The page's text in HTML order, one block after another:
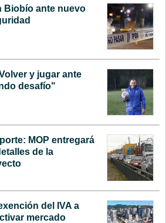
Biobío ante nuevo
y jugar ante
desafío"
MOP entregará
de la
del IVA a
mercado